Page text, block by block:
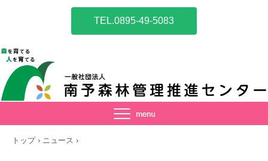
TEL.0895-49-5083
トップ › ニュース ›